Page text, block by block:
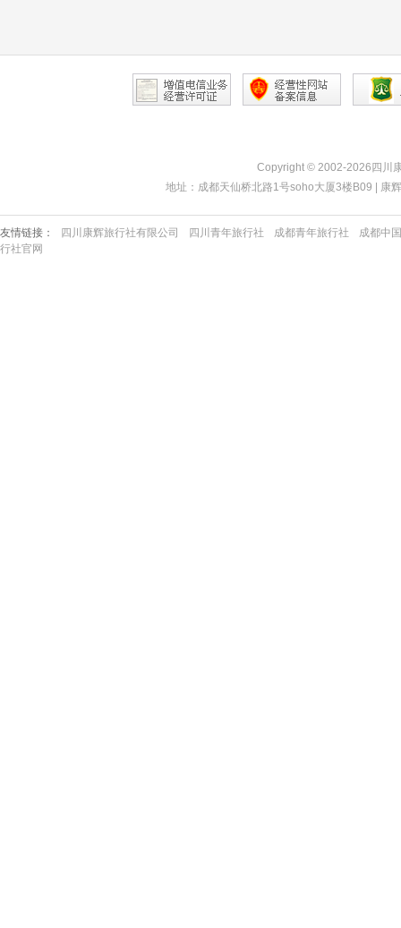
Copyright © 2002-2026四川
地址：成都天仙桥北路1号soho大厦3楼B09 |
友情链接： 四川康辉旅行社有限公司 四川青年旅行社 成都青年旅行社
成都中
行社官网